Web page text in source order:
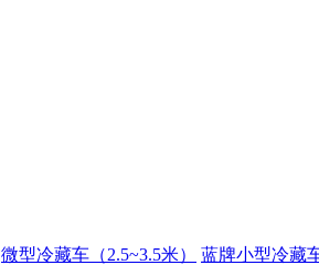
微型冷藏车（2.5~3.5米） 蓝牌小型冷藏